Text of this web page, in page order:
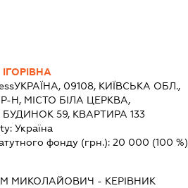
УКРАЇНА, 09108, КИЇВСЬКА ОБЛ.,
Н, МІСТО БІЛА ЦЕРКВА,
59, КВАРТИРА 133
Україна
фонду (грн.): 20 000 (100 %)
МИКОЛАЙОВИЧ - КЕРІВНИК